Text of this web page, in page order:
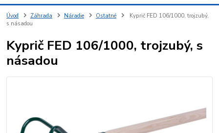
Úvod Záhrada Náradie Ostatné
Kyprič FED 106/1000, trojzubý,
s násadou
Kyprič FED 106/1000, trojzubý, s
násadou